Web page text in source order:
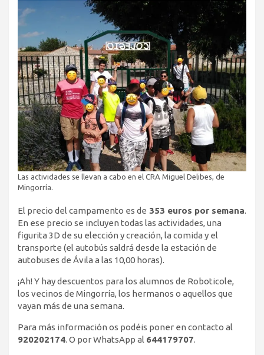
Las actividades se llevan a cabo en el CRA Miguel Delibes, de
Mingorría.
El precio del campamento es de 353 euros por semana.
En ese precio se incluyen todas las actividades, una
figurita 3D de su elección y creación, la comida y el
transporte (el autobús saldrá desde la estación de
autobuses de Ávila a las 10,00 horas).
¡Ah! Y hay descuentos para los alumnos de Roboticole,
los vecinos de Mingorría, los hermanos o aquellos que
vayan más de una semana.
Para más información os podéis poner en contacto al
920202174. O por WhatsApp al 644179707.